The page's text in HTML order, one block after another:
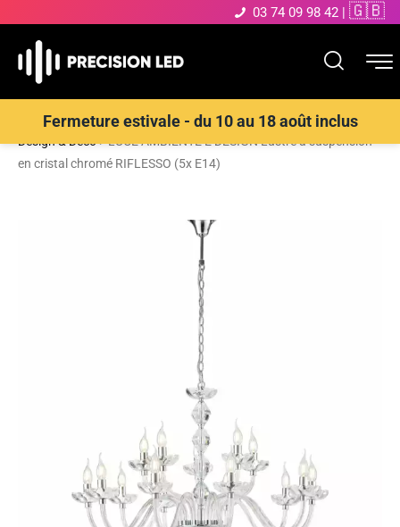
03 74 09 98 42 | 🇬🇧
Fermeture estivale - du 10 au 18 août inclus
Accueil>Boutique>ECLAIRAGE INTERIEUR LED>Suspensions
Design & Déco>LUCE AMBIENTE E DESIGN Lustre à suspension
en cristal chromé RIFLESSO (5x E14)